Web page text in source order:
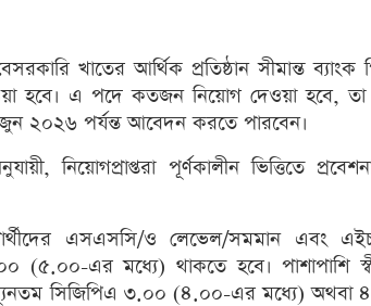
খাতের আর্থিক প্রতিষ্ঠান সীমান্ত
হবে। এ পদে কতজন নিয়োগ দেওয়া হবে, তা
জুন ২০২৬ পর্যন্ত আবেদন করতে পারবেন।
নিয়োগপ্রাপ্তরা পূর্ণকালীন ভিত্তিতে
এসএসসি/ও লেভেল/সমমান এবং
এর মধ্যে) থাকতে হবে। পাশাপাশি
ন্যূনতম সিজিপিএ ৩.০০ (৪.০০-এর মধ্যে)